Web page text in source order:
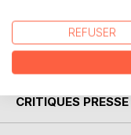
CRITIQUES PRESSE
REFUSER